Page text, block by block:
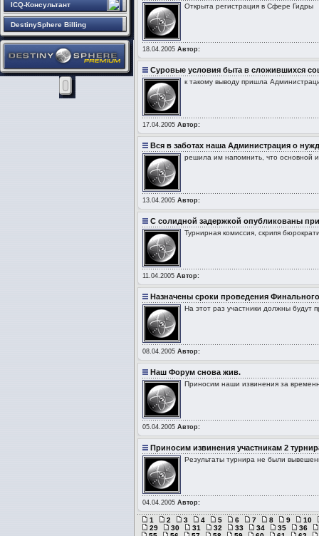
ICQ-Консультант
DestinySphere Billing
Открыта регистрация в Сфере Гидры
18.04.2005 Автор:
Суровые условия быта в сложившихся
к такому выводу пришла
17.04.2005 Автор:
Вся в заботах наша Администрация о
решила им напомнить, что основной
13.04.2005 Автор:
С солидной задержкой опубликованы
Турнирная комиссия, скрипя
11.04.2005 Автор:
Назначены сроки проведения
На этот раз участники должны будут
08.04.2005 Автор:
Наш Форум снова жив.
Приносим наши извинения за
05.04.2005 Автор:
Приносим извинения участникам 2
Результаты турнира не были
04.04.2005 Автор:
1 2 3 4 5 6 7 8 9
10
29
30 31 32 33 34 35
36